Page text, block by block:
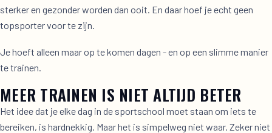
sterker en gezonder worden dan ooit. En daar hoef je echt geen
topsporter voor te zijn.
Je hoeft alleen maar op te komen dagen - en op een slimme manier
te trainen.
MEER TRAINEN IS NIET ALTIJD BETER
Het idee dat je elke dag in de sportschool moet staan om iets te
bereiken, is hardnekkig. Maar het is simpelweg niet waar. Zeker niet